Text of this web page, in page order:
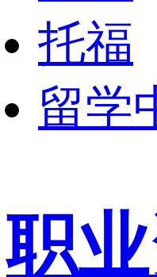
托福
留学
职